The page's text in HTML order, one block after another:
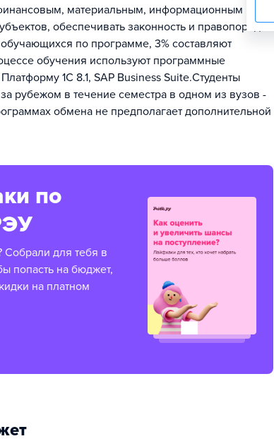
материальным, информационным и
обеспечивать законность и правопорядок
по программе, 3% составляют
обучения используют про​граммные
1С 8.1, SAP Business Suite​.Студенты
рубежом в течение семестра в одном из вузов -
обмена не предполагает дополнительной
по
Собрали для тебя в
попасть на бюджет,
на платном